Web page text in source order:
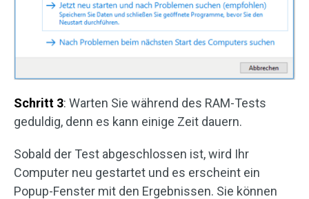
Schritt 3: Warten Sie während des RAM-Tests
geduldig, denn es kann einige Zeit dauern.
Sobald der Test abgeschlossen ist, wird Ihr
Computer neu gestartet und es erscheint ein
Popup-Fenster mit den Ergebnissen. Sie können